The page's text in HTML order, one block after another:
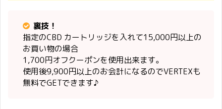
裏技！
指定のCBD カートリッジを入れて15,000円以上の
お買い物の場合
1,700円オフクーポンを使用出来ます。
使用後9,900円以上のお会計になるのでVERTEXも
無料でGETできます♪